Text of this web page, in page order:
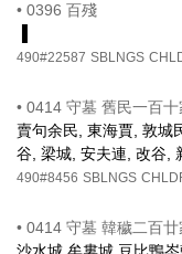
• 0396 百殘
490#22587 SBLNGS
• 0414 守墓 舊民一百十
賣句余民, 東海賈, 敦城
谷, 梁城, 安夫連, 改谷,
490#8456 SBLNGS
• 0414 守墓 韓穢二百廿